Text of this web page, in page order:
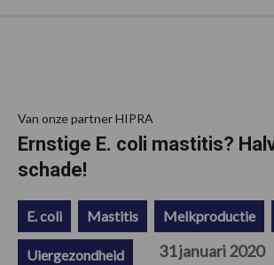
Van onze partner HIPRA
Ernstige E. coli mastitis?
schade!
E. coli Mastitis Melkproductie
Uiergezondheid 31 januari 2020